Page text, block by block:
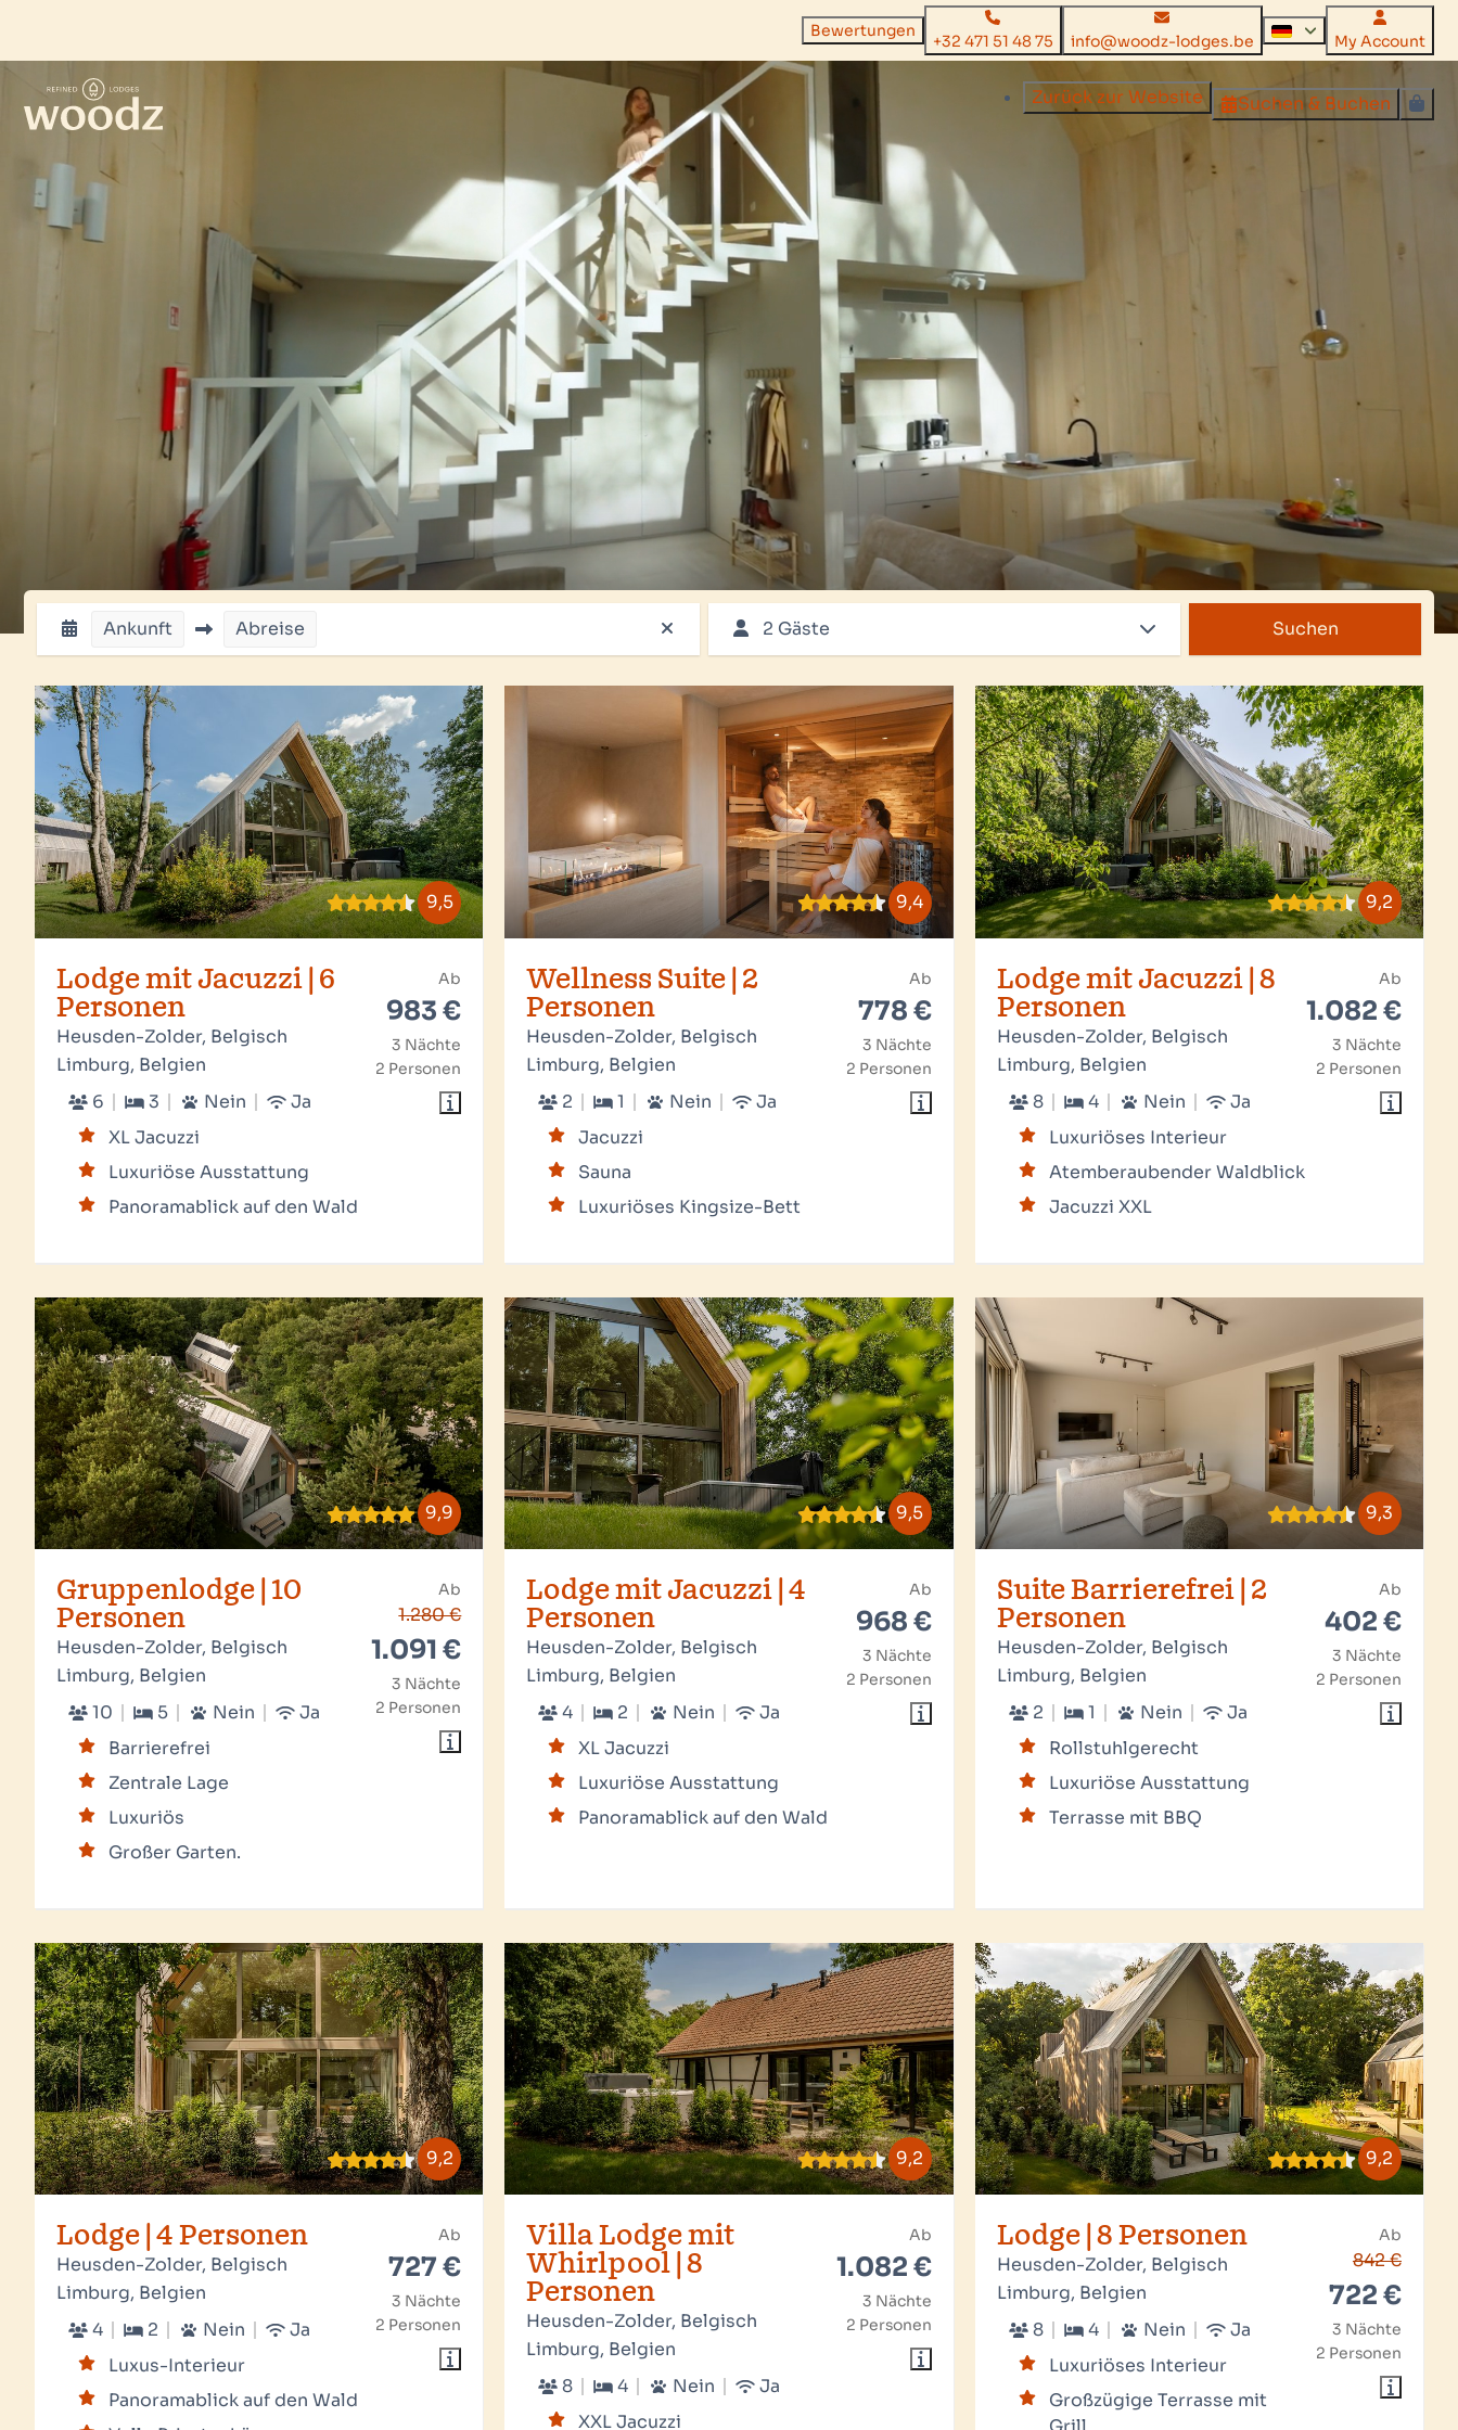
Bewertungen
+32 471 51 48 75 info@woodz-lodges.be My Account
Zurück zur Website Suchen & Buchen
Ankunft Abreise 2 Gäste Suchen
9,5
Ab
983 €
3 Nächte
2 Personen
Lodge mit Jacuzzi | 6
Personen
Heusden-Zolder, Belgisch
Limburg, Belgien
6
3 Nein
Ja
XL Jacuzzi
Luxuriöse Ausstattung
Panoramablick auf den Wald
9,4
Ab
778 €
3 Nächte
2 Personen
Wellness Suite | 2
Personen
Heusden-Zolder, Belgisch
Limburg, Belgien
2
1 Nein
Ja
Jacuzzi
Sauna
Luxuriöses Kingsize-Bett
9,2
Ab
1.082 €
3 Nächte
2 Personen
Lodge mit Jacuzzi | 8
Personen
Heusden-Zolder, Belgisch
Limburg, Belgien
8
4 Nein
Ja
Luxuriöses Interieur
Atemberaubender Waldblick
Jacuzzi XXL
9,9
Ab
1.280 €
1.091 €
3 Nächte
2 Personen
Gruppenlodge | 10
Personen
Heusden-Zolder, Belgisch
Limburg, Belgien
10
5 Nein
Ja
Barrierefrei
Zentrale Lage
Luxuriös
Großer Garten.
9,5
Ab
968 €
3 Nächte
2 Personen
Lodge mit Jacuzzi | 4
Personen
Heusden-Zolder, Belgisch
Limburg, Belgien
4
2 Nein
Ja
XL Jacuzzi
Luxuriöse Ausstattung
Panoramablick auf den Wald
9,3
Ab
402 €
3 Nächte
2 Personen
Suite Barrierefrei | 2
Personen
Heusden-Zolder, Belgisch
Limburg, Belgien
2
1 Nein
Ja
Rollstuhlgerecht
Luxuriöse Ausstattung
Terrasse mit BBQ
9,2
Ab
727 €
3 Nächte
2 Personen
Lodge | 4 Personen
Heusden-Zolder, Belgisch
Limburg, Belgien
4
2 Nein
Ja
Luxus-Interieur
Panoramablick auf den Wald
9,2
Ab
1.082 €
3 Nächte
2 Personen
Villa Lodge mit
Whirlpool | 8
Personen
Heusden-Zolder, Belgisch
Limburg, Belgien
8
4 Nein
Ja
XXL Jacuzzi
9,2
Ab
842 €
722 €
3 Nächte
2 Personen
Lodge | 8 Personen
Heusden-Zolder, Belgisch
Limburg, Belgien
8
4 Nein
Ja
Luxuriöses Interieur
Großzügige Terrasse mit